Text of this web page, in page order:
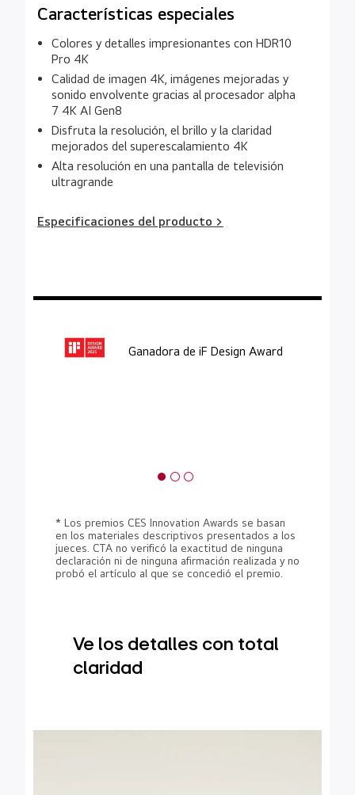
Características especiales
Colores y detalles impresionantes con HDR10
Pro 4K
Calidad de imagen 4K, imágenes mejoradas y
sonido envolvente gracias al procesador alpha
7 4K AI Gen8
Disfruta la resolución, el brillo y la claridad
mejorados del superescalamiento 4K
Alta resolución en una pantalla de televisión
ultragrande
Especificaciones del producto >
Ganadora de iF Design Award
* Los premios CES Innovation Awards se basan
en los materiales descriptivos presentados a los
jueces. CTA no verificó la exactitud de ninguna
declaración ni de ninguna afirmación realizada y no
probó el artículo al que se concedió el premio.
Ve los detalles con total
claridad